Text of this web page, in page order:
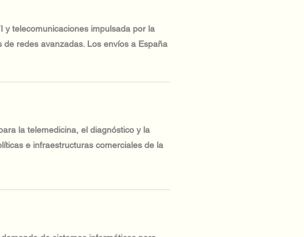
y telecomunicaciones impulsada por la
redes avanzadas. Los envíos a España
la telemedicina, el diagnóstico y la
e infraestructuras comerciales de la